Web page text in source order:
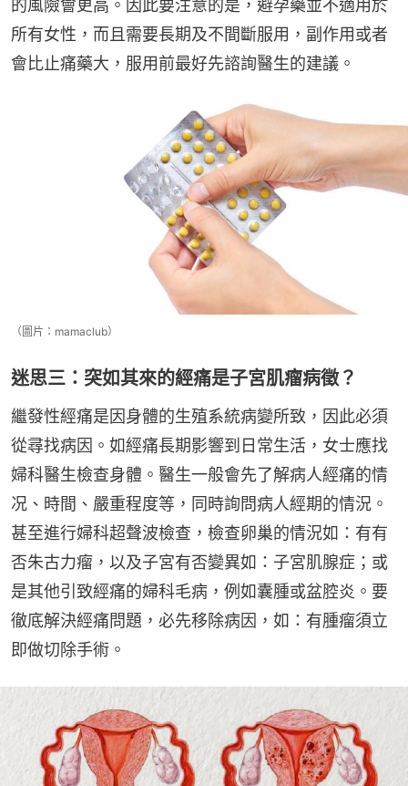
的風險會更高。因此要注意的是，避孕藥並不適用於
所有女性，而且需要長期及不間斷服用，副作用或者
會比止痛藥大，服用前最好先諮詢醫生的建議。
（圖片：mamaclub）
迷思三：突如其來的經痛是子宮肌瘤病徵？
繼發性經痛是因身體的生殖系統病變所致，因此必須
從尋找病因。如經痛長期影響到日常生活，女士應找
婦科醫生檢查身體。醫生一般會先了解病人經痛的情
况、時間、嚴重程度等，同時詢問病人經期的情況。
甚至進行婦科超聲波檢查，檢查卵巢的情況如：有有
否朱古力瘤，以及子宮有否變異如：子宮肌腺症；或
是其他引致經痛的婦科毛病，例如囊腫或盆腔炎。要
徹底解決經痛問題，必先移除病因，如：有腫瘤須立
即做切除手術。